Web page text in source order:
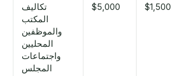
$1,500
$5,000
تكاليف
المكتب
والموظفين
المحليين
واجتماعات
المجلس